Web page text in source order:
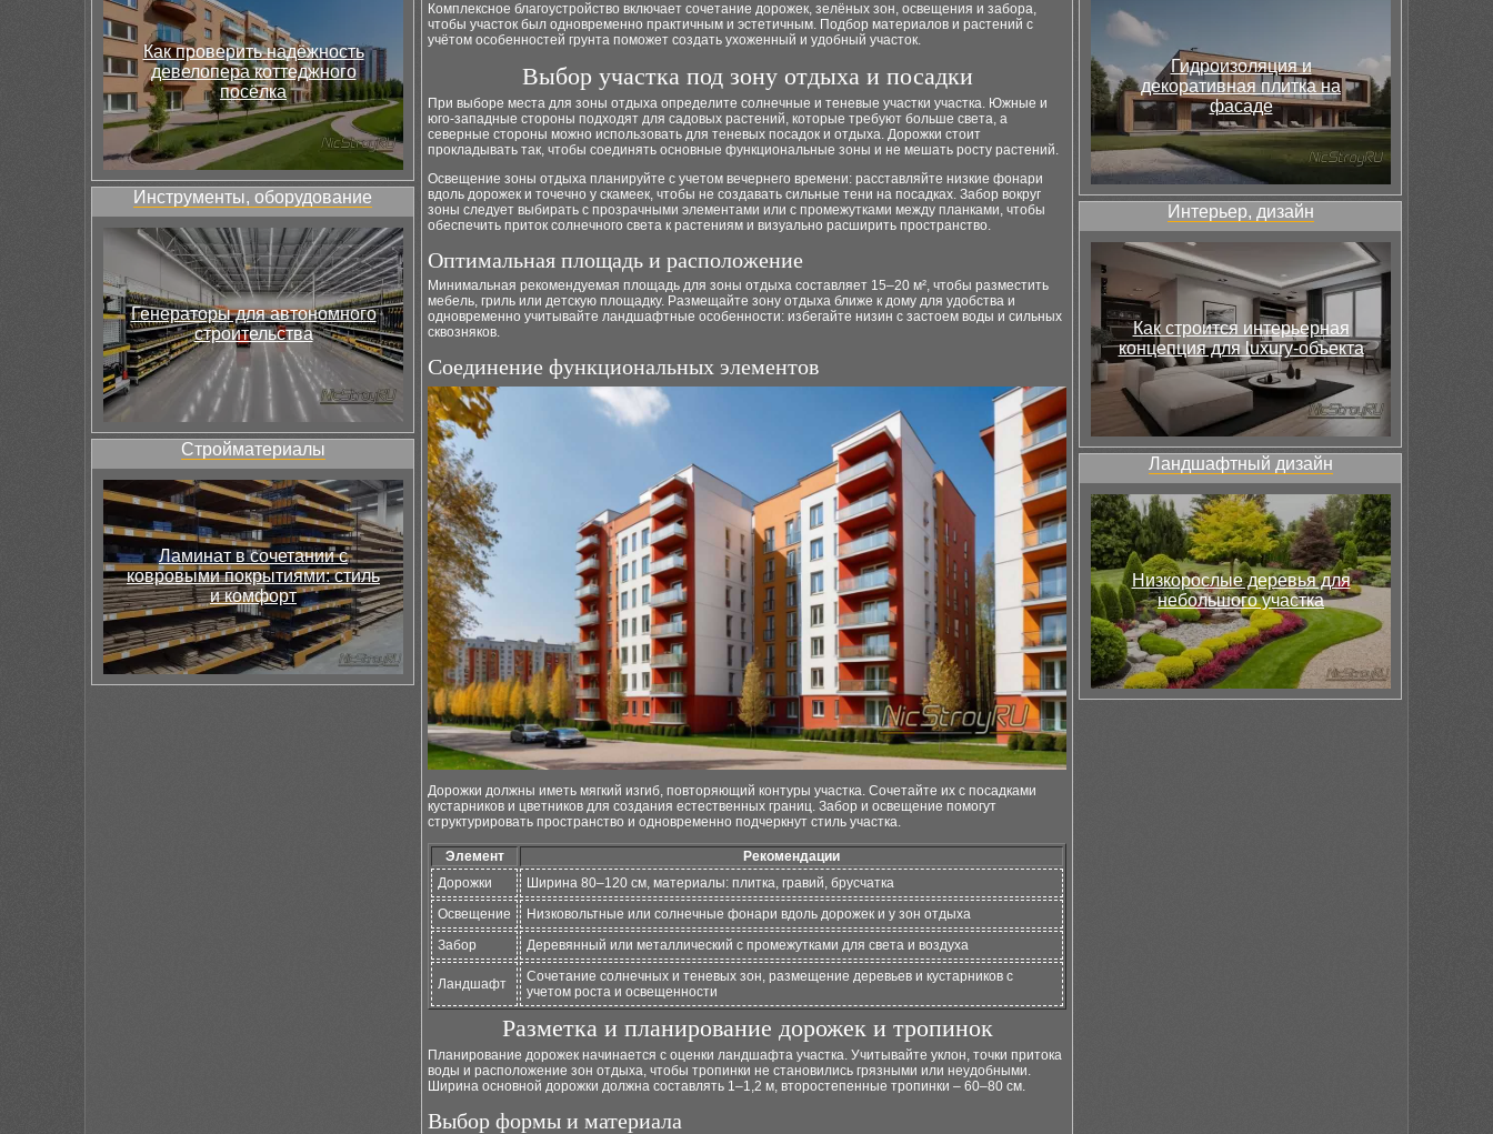
Как проверить надёжность
девелопера коттеджного
посёлка
Инструменты, оборудование
Генераторы для автономного
строительства
Стройматериалы
Ламинат в сочетании с
ковровыми покрытиями: стиль
и комфорт
Комплексное благоустройство включает сочетание дорожек, зелёных зон, освещения и забора,
чтобы участок был одновременно практичным и эстетичным. Подбор материалов и растений с
учётом особенностей грунта поможет создать ухоженный и удобный участок.
Выбор участка под зону отдыха и посадки
При выборе места для зоны отдыха определите солнечные и теневые участки участка. Южные и
юго-западные стороны подходят для садовых растений, которые требуют больше света, а
северные стороны можно использовать для теневых посадок и отдыха. Дорожки стоит
прокладывать так, чтобы соединять основные функциональные зоны и не мешать росту растений.
Освещение зоны отдыха планируйте с учетом вечернего времени: расставляйте низкие фонари
вдоль дорожек и точечно у скамеек, чтобы не создавать сильные тени на посадках. Забор вокруг
зоны следует выбирать с прозрачными элементами или с промежутками между планками, чтобы
обеспечить приток солнечного света к растениям и визуально расширить пространство.
Оптимальная площадь и расположение
Минимальная рекомендуемая площадь для зоны отдыха составляет 15–20 м², чтобы разместить
мебель, гриль или детскую площадку. Размещайте зону отдыха ближе к дому для удобства и
одновременно учитывайте ландшафтные особенности: избегайте низин с застоем воды и сильных
сквозняков.
Соединение функциональных элементов
Дорожки должны иметь мягкий изгиб, повторяющий контуры участка. Сочетайте их с посадками
кустарников и цветников для создания естественных границ. Забор и освещение помогут
структурировать пространство и одновременно подчеркнут стиль участка.
Элемент
Рекомендации
Дорожки
Ширина 80–120 см, материалы: плитка, гравий, брусчатка
Освещение
Низковольтные или солнечные фонари вдоль дорожек и у зон отдыха
Забор
Деревянный или металлический с промежутками для света и воздуха
Ландшафт
Сочетание солнечных и теневых зон, размещение деревьев и кустарников с
учетом роста и освещенности
Разметка и планирование дорожек и тропинок
Планирование дорожек начинается с оценки ландшафта участка. Учитывайте уклон, точки притока
воды и расположение зон отдыха, чтобы тропинки не становились грязными или неудобными.
Ширина основной дорожки должна составлять 1–1,2 м, второстепенные тропинки – 60–80 см.
Выбор формы и материала
Гидроизоляция и
декоративная плитка на
фасаде
Интерьер, дизайн
Как строится интерьерная
концепция для luxury-объекта
Ландшафтный дизайн
Низкорослые деревья для
небольшого участка